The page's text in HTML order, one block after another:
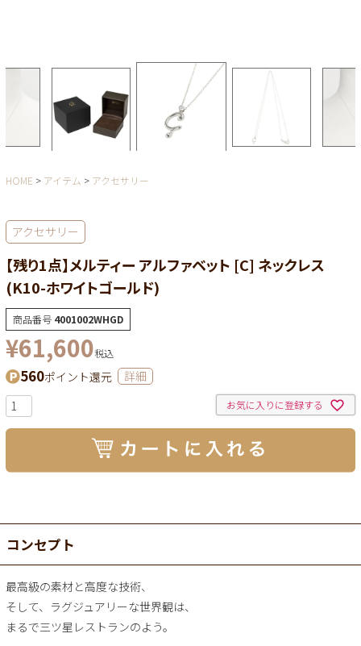
HOME アイテム アクセサリー
アクセサリー
【残り1点】メルティー アルファベット [C] ネックレス
(K10-ホワイトゴールド)
商品番号 4001002WHGD
¥61,600税込
560ポイント還元 詳細
お気に入りに登録する
コンセプト
最高級の素材と高度な技術、
そして、ラグジュアリーな世界観は、
まるで三ツ星レストランのよう。